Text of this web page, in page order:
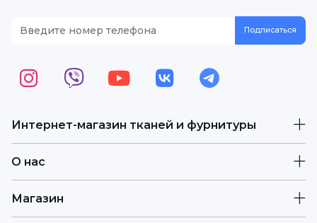
Интернет-магазин тканей и фурнитуры
О нас
Магазин